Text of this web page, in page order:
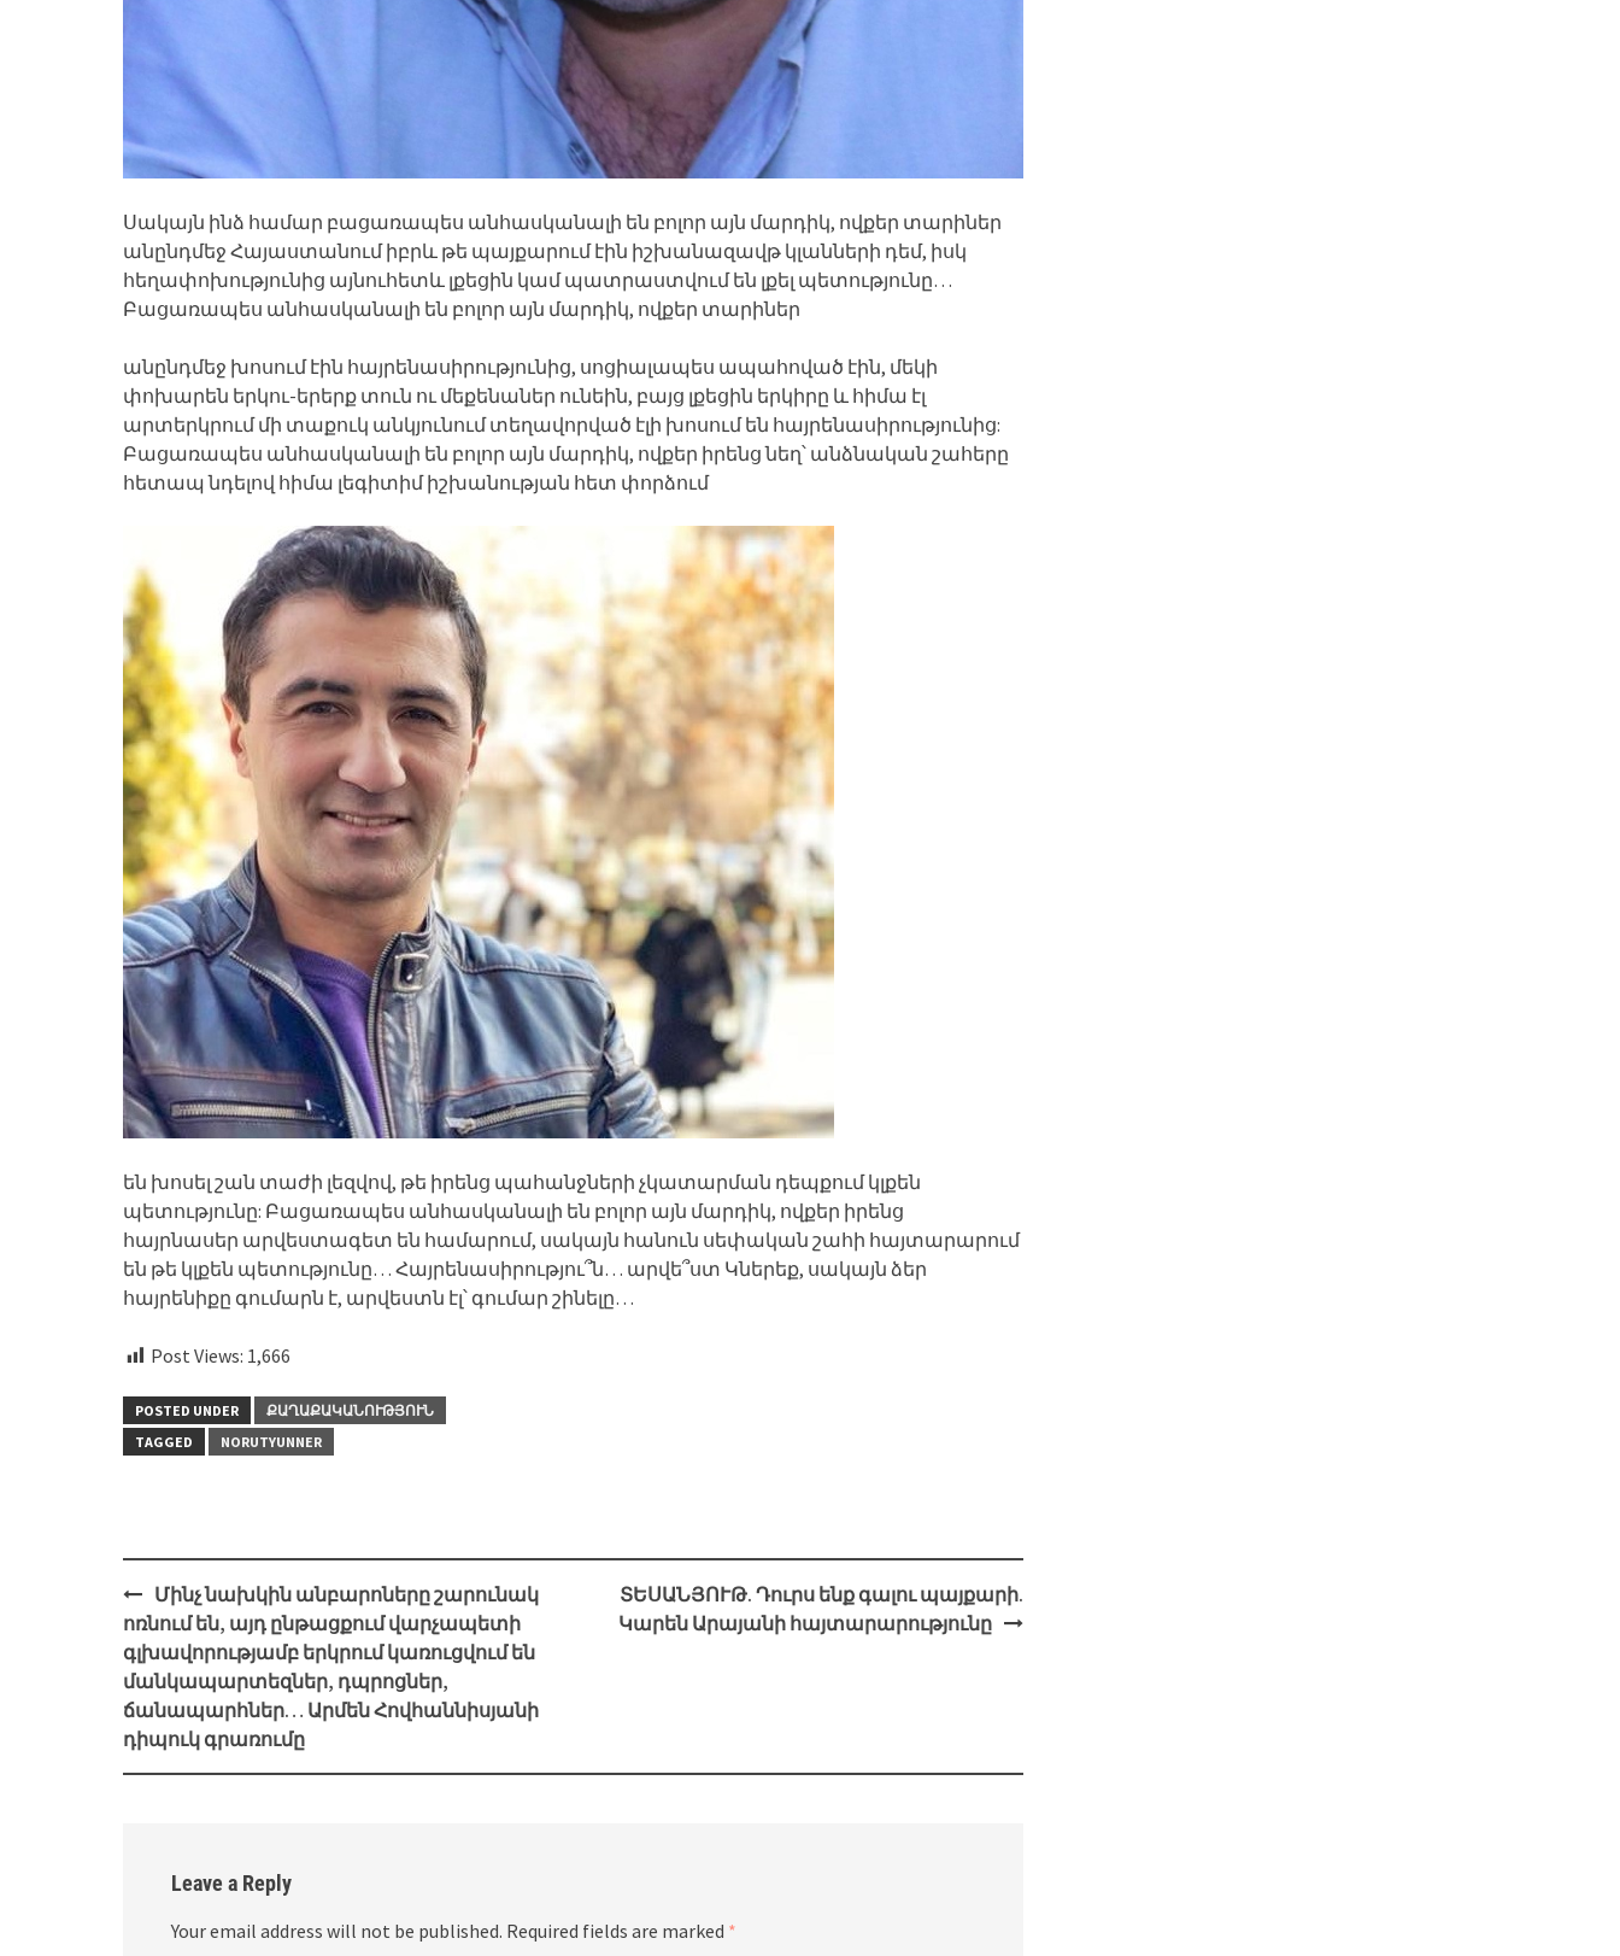
Սակայն ինձ համար բացառապես անհասկանալի են բոլոր այն մարդիկ, ովքեր տարիներ
անընդմեջ Հայաստանում իբրև թե պայքարում էին իշխանազավթ կլանների դեմ, իսկ
հեղափոխությունից այնուհետև լքեցին կամ պատրաստվում են լքել պետությունը…
Բացառապես անհասկանալի են բոլոր այն մարդիկ, ովքեր տարիներ
անընդմեջ խոսում էին հայրենասիրությունից, սոցիալապես ապահոված էին, մեկի
փոխարեն երկու-երերք տուն ու մեքենաներ ունեին, բայց լքեցին երկիրը և հիմա էլ
արտերկրում մի տաքուկ անկյունում տեղավորված էլի խոսում են հայրենասիրությունից:
Բացառապես անհասկանալի են բոլոր այն մարդիկ, ովքեր իրենց նեղ՝ անձնական շահերը
հետապ նդելով հիմա լեգիտիմ իշխանության հետ փորձում
են խոսել շան տաժի լեզվով, թե իրենց պահանջների չկատարման դեպքում կլքեն
պետությունը: Բացառապես անհասկանալի են բոլոր այն մարդիկ, ովքեր իրենց
հայրնասեր արվեստագետ են համարում, սակայն հանուն սեփական շահի հայտարարում
են թե կլքեն պետությունը… Հայրենասիրությու՞ն… արվե՞ստ Կներեք, սակայն ձեր
հայրենիքը գումարն է, արվեստն էլ՝ գումար շինելը…
Post Views: 1,666
POSTED UNDER
ՔԱՂԱՔԱԿԱՆՈՒԹՅՈՒՆ
TAGGED
NORUTYUNNER
Post
navigation
Մինչ նախկին անբարոները շարունակ
ոռնում են, այդ ընթացքում վարչապետի
գլխավորությամբ երկրում կառուցվում են
մանկապարտեզներ, դպրոցներ,
ճանապարհներ… Արմեն Հովհաննիսյանի
դիպուկ գրառումը
ՏԵՍԱՆՅՈՒԹ. Դուրս ենք գալու պայքարի.
Կարեն Արայանի հայտարարությունը
Leave a Reply
Your email address will not be published. Required fields are marked *